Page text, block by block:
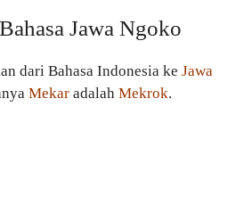
Jawa Ngoko
dari Bahasa Indonesia ke Jawa
Mekar adalah Mekrok.